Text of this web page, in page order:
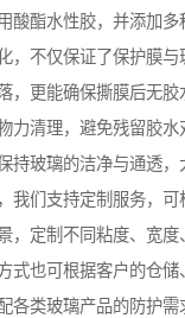
酸酯水性胶，并添加多
，不仅保证了保护膜与
，更能确保撕膜后无胶
力清理，避免残留胶水
持玻璃的洁净与通透，
我们支持定制服务，可
，定制不同粘度、宽度
式也可根据客户的仓储
各类玻璃产品的防护需